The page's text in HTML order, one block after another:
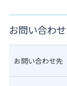
お問い合わせ
お問い合わせ先